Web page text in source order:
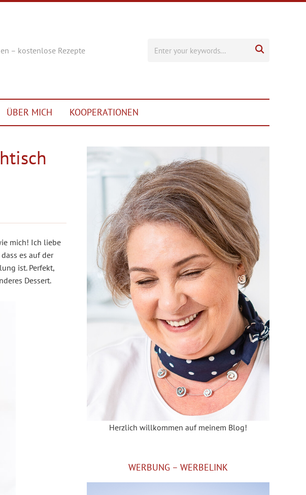
– kostenlose Rezepte 
ÜBER MICH KOOPERATIONEN
mich! Ich liebe
es auf der
ist. Perfekt,
Dessert.
Herzlich willkommen auf meinem Blog!
WERBUNG – WERBELINK